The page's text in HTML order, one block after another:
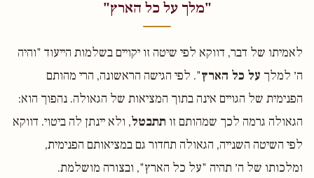
"מלך על כל הארץ"
לאמיתו של דבר, דווקא לפי שיטה זו יקויים בשלמות הייעוד "והיה
ה׳ למלך על כל הארץ". לפי הגישה הראשונה, הרי מהותם
הפנימית של הגויים אינה בתוך המציאות של הגאולה. נהפוך הוא:
הגאולה גרמה לכך שמהותם זו תתבטל, ולא יינתן לה ביטוי. דווקא
לפי השיטה השנייה, הגאולה תחדור גם במציאותם הפנימית,
ומלכותו של ה׳ תהיה "על כל הארץ", ובצורה מושלמת.